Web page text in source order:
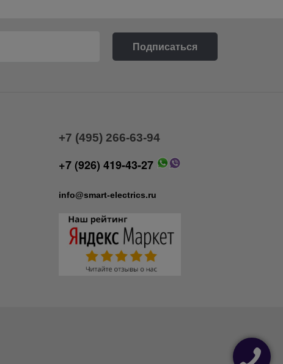
+7 (495) 266-63-94
+7 (926) 419-43-27
info@smart-electrics.ru